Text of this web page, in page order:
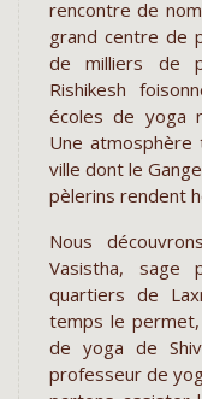
rencontre de
grand centre de
de milliers de
Rishikesh
écoles de yoga
Une
ville dont le
pèlerins rendent
Nous
Vasistha,
quartiers de
temps le
de yoga de
professeur de